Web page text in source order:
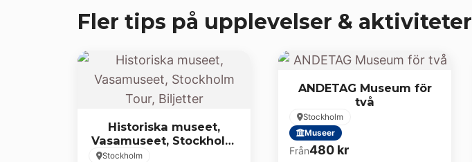
Fler tips på upplevelser & aktiviteter
Historiska museet,
Vasamuseet, Stockholm
Tour, Biljetter
Stockholm
ANDETAG Museum för
två
Stockholm
Museer
Från480 kr